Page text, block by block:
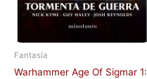
Fantasía
Warhammer Age Of Sigmar 1: